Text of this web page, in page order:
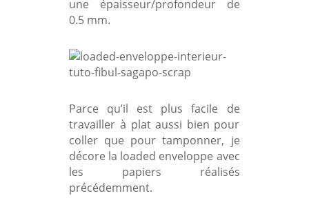
une épaisseur/profondeur de
0.5 mm.
Parce qu’il est plus facile de
travailler à plat aussi bien pour
coller que pour tamponner, je
décore la loaded enveloppe avec
les papiers réalisés
précédemment.